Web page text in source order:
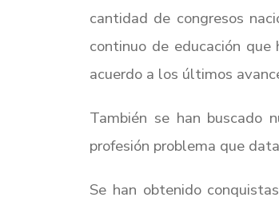
cantidad de congresos
continuo de educación
acuerdo a los últimos
También se han buscado
profesión problema que
Se han obtenido